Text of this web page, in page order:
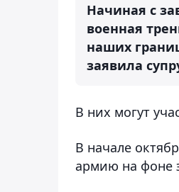
Начиная с
военная
наших
заявила
В них могут
В начале
армию на фоне